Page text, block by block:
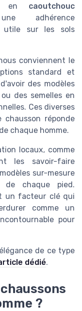
en caoutchouc
adhérence
utile sur les sols
conviennent le
standard et
des modèles
des semelles en
Ces diverses
chausson réponde
chaque homme.
locaux, comme
les savoir-faire
sur-mesure
de chaque pied.
un facteur clé qui
comme un
pour
de ce type
dédié.
?